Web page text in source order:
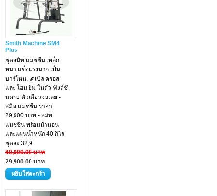
Smith Machine SM4
Plus
ชุดสมิท แมชชีน เหล็ก
หนา แข็งแรงมาก เป็น
บาร์โหน, เคเบิล ครอส
และ โฮม ยิม ในตัว ฟังค์ชั่
นครบ ตัวเดียวจบเลย -
สมิท แมชชีน ราคา
29,900 บาท - สมิท
แมชชีน พร้อมม้านอน
และแผ่นน้ำหนัก 40 กิโล
ชุดละ 32,9
40,000.00 บาท
29,900.00 บาท